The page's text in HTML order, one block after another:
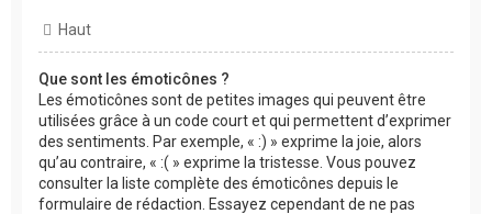
Haut
Que sont les émoticônes ?
Les émoticônes sont de petites images qui peuvent être
utilisées grâce à un code court et qui permettent d’exprimer
des sentiments. Par exemple, « :) » exprime la joie, alors
qu’au contraire, « :( » exprime la tristesse. Vous pouvez
consulter la liste complète des émoticônes depuis le
formulaire de rédaction. Essayez cependant de ne pas